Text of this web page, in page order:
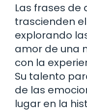
Las frases de
trascienden
explorando
amor de una
con la
Su talento
de las
lugar en la